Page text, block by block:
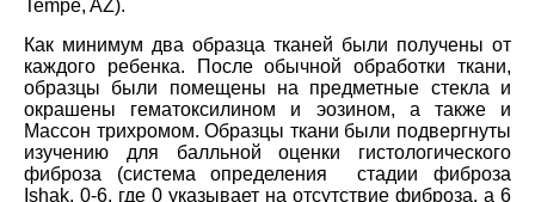
Tempe, AZ).
Как минимум два образца тканей были получены от
каждого ребенка. После обычной обработки ткани,
образцы были помещены на предметные стекла и
окрашены гематоксилином и эозином, а также и
Массон трихромом. Образцы ткани были подвергнуты
изучению для балльной оценки гистологического
фиброза (система определения стадии фиброза
Ishak, 0-6, где 0 указывает на отсутствие фиброза, а 6